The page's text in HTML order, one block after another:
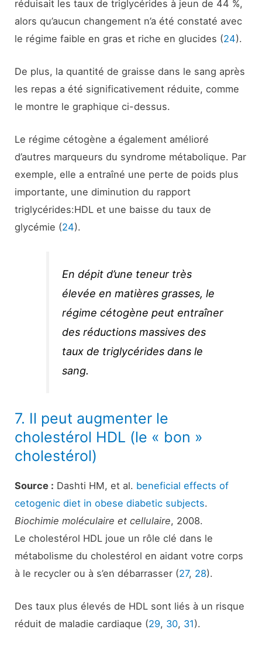
réduisait les taux de triglycérides à jeun de 44 %,
alors qu’aucun changement n’a été constaté avec
le régime faible en gras et riche en glucides (24).
De plus, la quantité de graisse dans le sang après
les repas a été significativement réduite, comme
le montre le graphique ci-dessus.
Le régime cétogène a également amélioré
d’autres marqueurs du syndrome métabolique. Par
exemple, elle a entraîné une perte de poids plus
importante, une diminution du rapport
triglycérides:HDL et une baisse du taux de
glycémie (24).
En dépit d’une teneur très
élevée en matières grasses, le
régime cétogène peut entraîner
des réductions massives des
taux de triglycérides dans le
sang.
7. Il peut augmenter le
cholestérol HDL (le « bon »
cholestérol)
Source : Dashti HM, et al. beneficial effects of
cetogenic diet in obese diabetic subjects.
Biochimie moléculaire et cellulaire, 2008.
Le cholestérol HDL joue un rôle clé dans le
métabolisme du cholestérol en aidant votre corps
à le recycler ou à s’en débarrasser (27, 28).
Des taux plus élevés de HDL sont liés à un risque
réduit de maladie cardiaque (29, 30, 31).